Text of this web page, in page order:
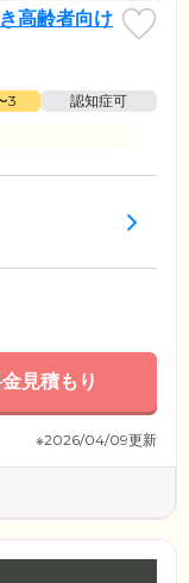
高齢者向け
3
認知症可
見積もり
※2026/04/09更新